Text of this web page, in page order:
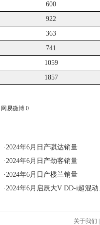
600
922
363
741
1059
1857
网易微博 0
·2024年6月日产骐达销量
·2024年6月日产劲客销量
·2024年6月日产楼兰销量
·2024年6月启辰大V DD-i超混动销量
关于我们